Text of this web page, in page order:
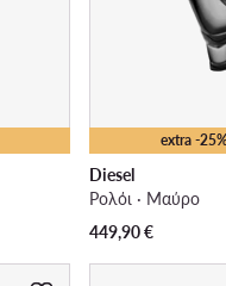
extra -
Diesel
Ρολόι · Μαύρο
449,90€